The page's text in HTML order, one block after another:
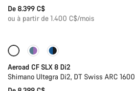
De 8.399 C$
ou à partir de 1.400 C$/mois
Configurer
Aeroad CF SLX 8 Di2
Shimano Ultegra Di2, DT Swiss ARC 1600